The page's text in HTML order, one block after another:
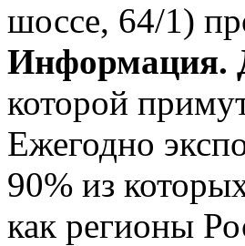
шоссе, 64/1)
Информация.
которой
Ежегодно
90% из
как регионы